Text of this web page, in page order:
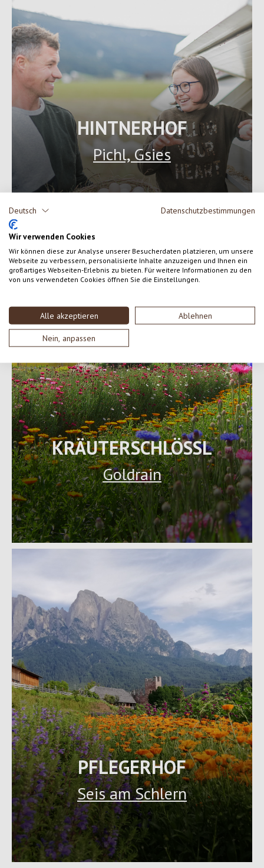
Deutsch Datenschutzbestimmungen
Wir verwenden Cookies
Wir können diese zur Analyse unserer Besucherdaten platzieren, um unsere
Webseite zu verbessern, personalisierte Inhalte anzuzeigen und Ihnen ein
großartiges Webseiten-Erlebnis zu bieten. Für weitere Informationen zu den
von uns verwendeten Cookies öffnen Sie die Einstellungen.
Alle akzeptieren Ablehnen
Nein, anpassen
HINTNERHOF
Pichl, Gsies
KRÄUTERSCHLÖSSL
Goldrain
PFLEGERHOF
Seis am Schlern